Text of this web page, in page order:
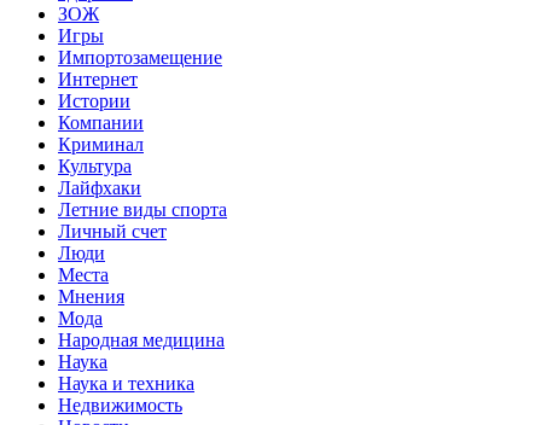
ЗОЖ
Игры
Импортозамещение
Интернет
Истории
Компании
Криминал
Культура
Лайфхаки
Летние виды спорта
Личный счет
Люди
Места
Мнения
Мода
Народная медицина
Наука
Наука и техника
Недвижимость